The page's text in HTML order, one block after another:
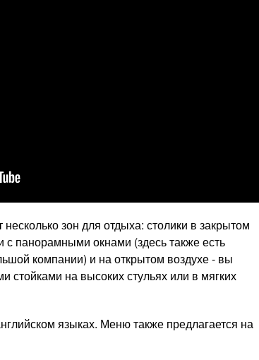
зон для отдыха: столики в закрытом
панорамными окнами (здесь также есть
компании) и на открытом воздухе - вы
стойками на высоких стульях или в мягких
языках. Меню также предлагается на